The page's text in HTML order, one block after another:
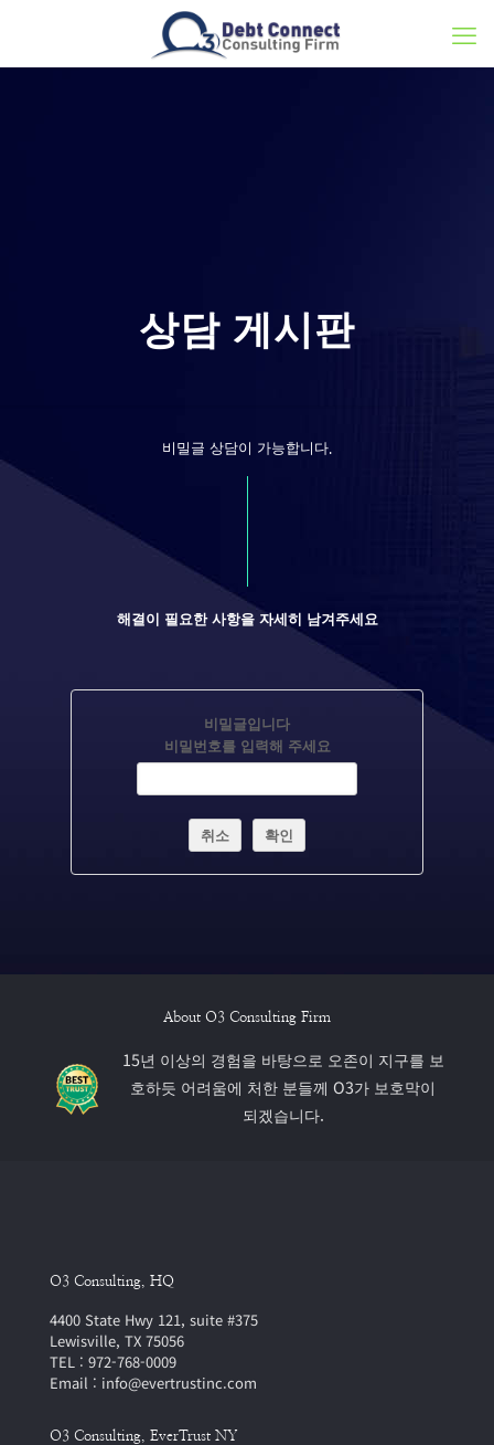
상담 게시판
비밀글 상담이 가능합니다.
해결이 필요한 사항을 자세히 남겨주세요
비밀글입니다
비밀번호를 입력해 주세요
취소 확인
About O3 Consulting Firm
15년 이상의 경험을 바탕으로 오존이 지구를 보
호하듯 어려움에 처한 분들께 O3가 보호막이
되겠습니다.
O3 Consulting, HQ
4400 State Hwy 121, suite #375
Lewisville, TX 75056
TEL : 972-768-0009
Email : info@evertrustinc.com
O3 Consulting, EverTrust NY